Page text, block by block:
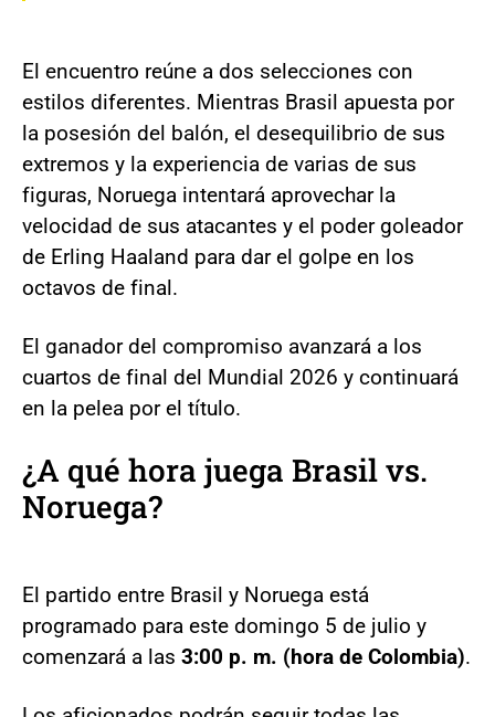
El encuentro reúne a dos selecciones con
estilos diferentes. Mientras Brasil apuesta por
la posesión del balón, el desequilibrio de sus
extremos y la experiencia de varias de sus
figuras, Noruega intentará aprovechar la
velocidad de sus atacantes y el poder goleador
de Erling Haaland para dar el golpe en los
octavos de final.
El ganador del compromiso avanzará a los
cuartos de final del Mundial 2026 y continuará
en la pelea por el título.
¿A qué hora juega Brasil vs.
Noruega?
El partido entre Brasil y Noruega está
programado para este domingo 5 de julio y
comenzará a las 3:00 p. m. (hora de Colombia).